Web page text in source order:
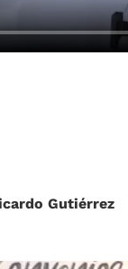
Gutiérrez